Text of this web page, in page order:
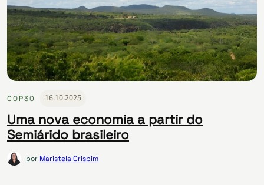
COP30 16.10.2025
Uma nova economia a partir do
Semiárido brasileiro
por Maristela Crispim